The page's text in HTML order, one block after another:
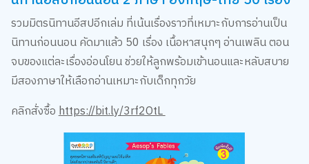
รวมมิตรนิทานอีสปอีกเล่ม ที่เน้นเรื่องราวที่เหมาะกับการอ่านเป็น
นิทานก่อนนอน คัดมาแล้ว 50 เรื่อง เนื้อหาสนุกๆ อ่านเพลิน ตอน
จบของแต่ละเรื่องอ่อนโยน ช่วยให้ลูกพร้อมเข้านอนและหลับสบาย
มีสองภาษาให้เลือกอ่านเหมาะกับเด็กทุกวัย
คลิกสั่งซื้อ